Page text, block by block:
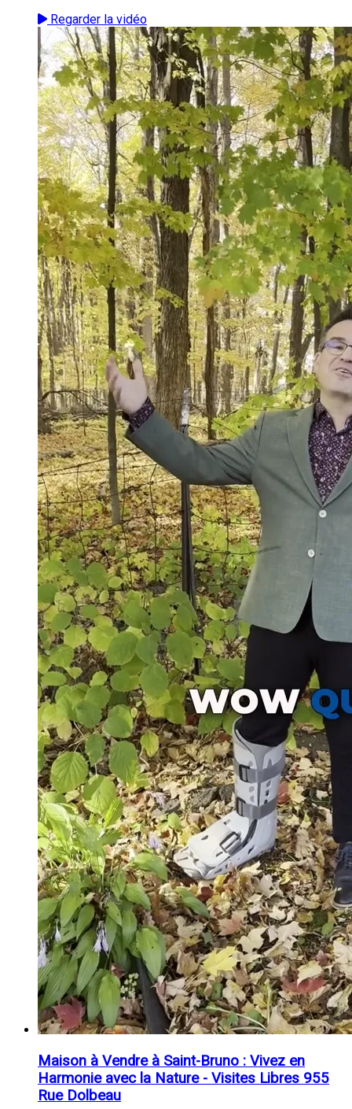
Regarder la vidéo
Maison à Vendre à Saint-Bruno : Vivez en
Harmonie avec la Nature - Visites Libres 955
Rue Dolbeau